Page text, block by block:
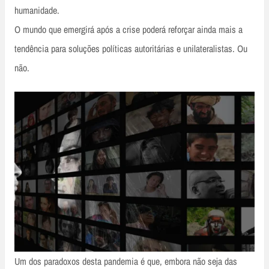
humanidade.
O mundo que emergirá após a crise poderá reforçar ainda mais a
tendência para soluções políticas autoritárias e unilateralistas. Ou
não.
Um dos paradoxos desta pandemia é que, embora não seja das